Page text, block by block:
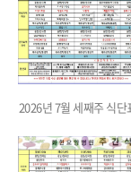
2026년 7월 세째주 식단